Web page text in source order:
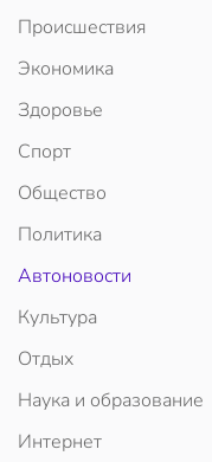
Происшествия
Экономика
Здоровье
Спорт
Общество
Политика
Автоновости
Культура
Отдых
Наука и образование
Интернет